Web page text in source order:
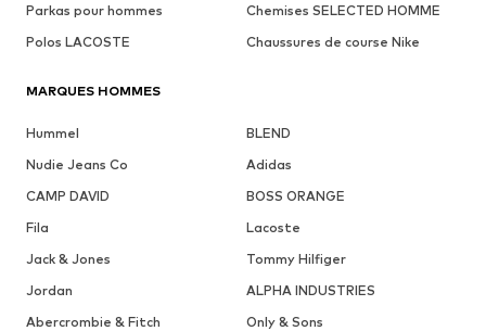
Parkas pour hommes
Chemises SELECTED HOMME
Polos LACOSTE
Chaussures de course Nike
MARQUES HOMMES
Hummel
BLEND
Nudie Jeans Co
Adidas
CAMP DAVID
BOSS ORANGE
Fila
Lacoste
Jack & Jones
Tommy Hilfiger
Jordan
ALPHA INDUSTRIES
Abercrombie & Fitch
Only & Sons